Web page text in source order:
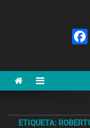
ETIQUETA: